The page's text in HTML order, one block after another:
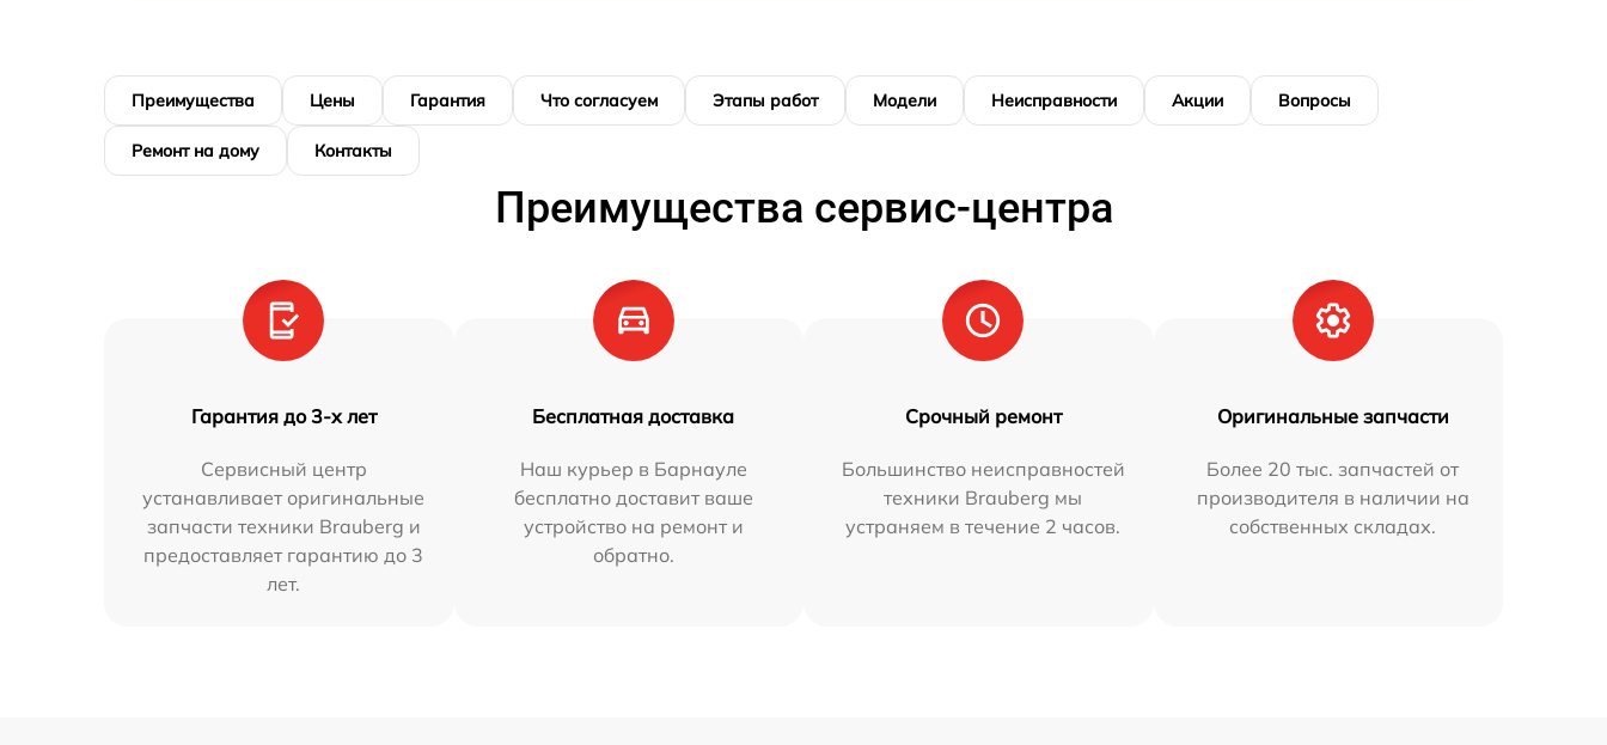
Преимущества Цены Гарантия Что согласуем Этапы работ Модели Неисправности Акции Вопросы
Ремонт на дому Контакты
Преимущества сервис-центра
Гарантия до 3-х лет
Сервисный центр
устанавливает оригинальные
запчасти техники Brauberg и
предоставляет гарантию до 3
лет.
Бесплатная доставка
Наш курьер в Барнауле
бесплатно доставит ваше
устройство на ремонт и
обратно.
Срочный ремонт
Большинство неисправностей
техники Brauberg мы
устраняем в течение 2 часов.
Оригинальные запчасти
Более 20 тыс. запчастей от
производителя в наличии на
собственных складах.